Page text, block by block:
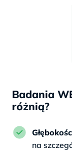
Badania
różnią?
na